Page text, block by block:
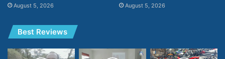
August 5, 2026 August 5, 2026
Best Reviews